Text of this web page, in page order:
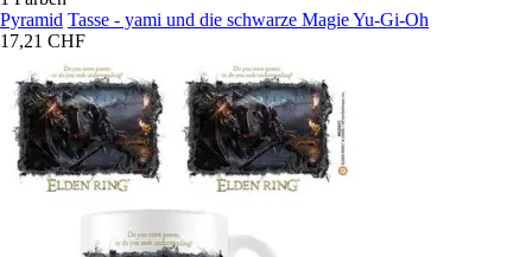
Pyramid Tasse - yami und die schwarze Magie Yu-Gi-Oh
17,21 CHF